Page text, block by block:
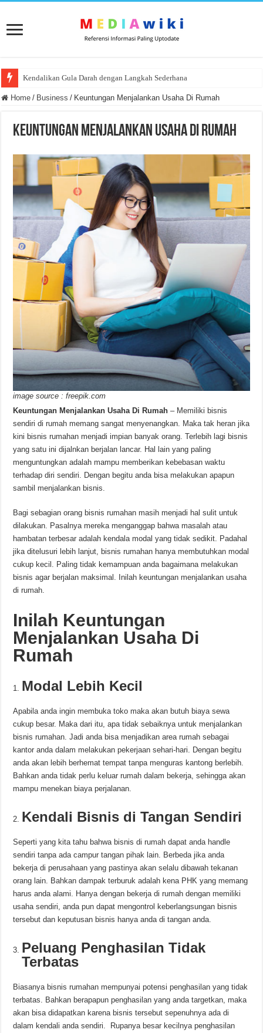
Kendalikan Gula Darah dengan Langkah Sederhana
Home / Business / Keuntungan Menjalankan Usaha Di Rumah
Keuntungan Menjalankan Usaha Di Rumah
image source : freepik.com
Keuntungan Menjalankan Usaha Di Rumah– Memiliki bisnis
sendiri di rumah memang sangat menyenangkan. Maka tak heran jika
kini bisnis rumahan menjadi impian banyak orang. Terlebih lagi bisnis
yang satu ini dijalnkan berjalan lancar. Hal lain yang paling
menguntungkan adalah mampu memberikan kebebasan waktu
terhadap diri sendiri. Dengan begitu anda bisa melakukan apapun
sambil menjalankan bisnis.
Bagi sebagian orang bisnis rumahan masih menjadi hal sulit untuk
dilakukan. Pasalnya mereka menganggap bahwa masalah atau
hambatan terbesar adalah kendala modal yang tidak sedikit. Padahal
jika ditelusuri lebih lanjut, bisnis rumahan hanya membutuhkan modal
cukup kecil. Paling tidak kemampuan anda bagaimana melakukan
bisnis agar berjalan maksimal. Inilah keuntungan menjalankan usaha
di rumah.
Inilah Keuntungan
Menjalankan Usaha Di
Rumah
Modal Lebih Kecil
Apabila anda ingin membuka toko maka akan butuh biaya sewa
cukup besar. Maka dari itu, apa tidak sebaiknya untuk menjalankan
bisnis rumahan. Jadi anda bisa menjadikan area rumah sebagai
kantor anda dalam melakukan pekerjaan sehari-hari. Dengan begitu
anda akan lebih berhemat tempat tanpa menguras kantong berlebih.
Bahkan anda tidak perlu keluar rumah dalam bekerja, sehingga akan
mampu menekan biaya perjalanan.
Kendali Bisnis di Tangan Sendiri
Seperti yang kita tahu bahwa bisnis di rumah dapat anda handle
sendiri tanpa ada campur tangan pihak lain. Berbeda jika anda
bekerja di perusahaan yang pastinya akan selalu dibawah tekanan
orang lain. Bahkan dampak terburuk adalah kena PHK yang memang
harus anda alami. Hanya dengan bekerja di rumah dengan memiliki
usaha sendiri, anda pun dapat mengontrol keberlangsungan bisnis
tersebut dan keputusan bisnis hanya anda di tangan anda.
Peluang Penghasilan Tidak
Terbatas
Biasanya bisnis rumahan mempunyai potensi penghasilan yang tidak
terbatas. Bahkan berapapun penghasilan yang anda targetkan, maka
akan bisa didapatkan karena bisnis tersebut sepenuhnya ada di
dalam kendali anda sendiri. Rupanya besar kecilnya penghasilan